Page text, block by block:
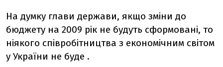
На думку глави держави, якщо зміни до
бюджету на 2009 рік не будуть сформовані, то
ніякого співробітництва з економічним світом
у України не буде .